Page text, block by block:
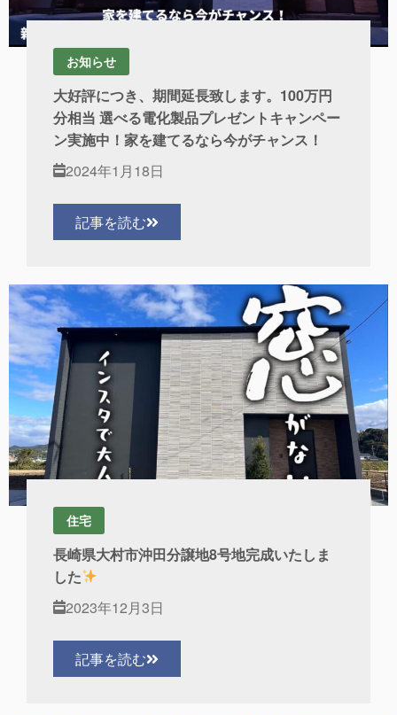
お知らせ
大好評につき、期間延長致します。100万円
分相当 選べる電化製品プレゼントキャンペー
ン実施中！家を建てるなら今がチャンス！
2024年1月18日
記事を読む
住宅
長崎県大村市沖田分譲地8号地完成いたしま
した
2023年12月3日
記事を読む